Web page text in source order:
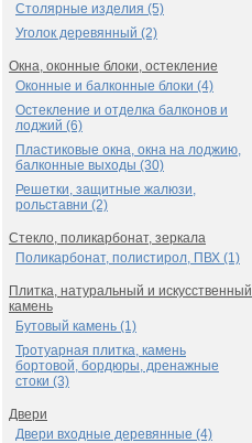
Столярные изделия (5)
Уголок деревянный (2)
Окна, оконные блоки, остекление
Оконные и балконные блоки (4)
Остекление и отделка балконов и
лоджий (6)
Пластиковые окна, окна на лоджию,
балконные выходы (30)
Решетки, защитные жалюзи,
рольставни (2)
Стекло, поликарбонат, зеркала
Поликарбонат, полистирол, ПВХ (1)
Плитка, натуральный и искусственный
камень
Бутовый камень (1)
Тротуарная плитка, камень
бортовой, бордюры, дренажные
стоки (3)
Двери
Двери входные деревянные (4)